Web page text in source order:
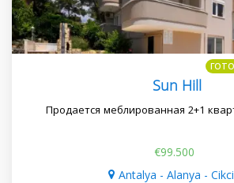
Sun Hill
Продается меблированная 2+1
€99.500
Antalya - Alanya -